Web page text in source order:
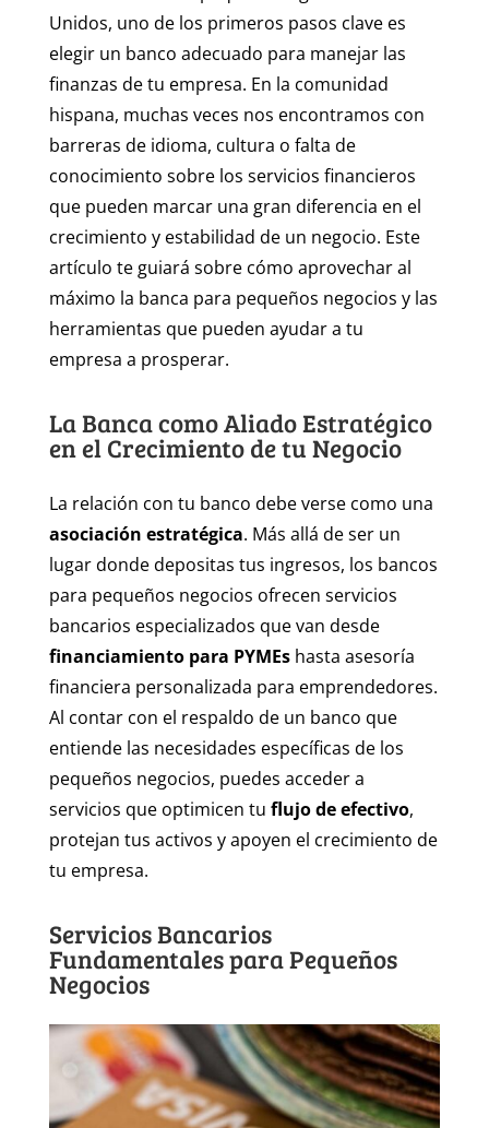
Unidos, uno de los primeros pasos clave es
elegir un banco adecuado para manejar las
finanzas de tu empresa. En la comunidad
hispana, muchas veces nos encontramos con
barreras de idioma, cultura o falta de
conocimiento sobre los servicios financieros
que pueden marcar una gran diferencia en el
crecimiento y estabilidad de un negocio. Este
artículo te guiará sobre cómo aprovechar al
máximo la banca para pequeños negocios y las
herramientas que pueden ayudar a tu
empresa a prosperar.
La Banca como Aliado Estratégico
en el Crecimiento de tu Negocio
La relación con tu banco debe verse como una
asociación estratégica. Más allá de ser un
lugar donde depositas tus ingresos, los bancos
para pequeños negocios ofrecen servicios
bancarios especializados que van desde
financiamiento para PYMEshasta asesoría
financiera personalizada para emprendedores.
Al contar con el respaldo de un banco que
entiende las necesidades específicas de los
pequeños negocios, puedes acceder a
servicios que optimicen tu flujo de efectivo,
protejan tus activos y apoyen el crecimiento de
tu empresa.
Servicios Bancarios
Fundamentales para Pequeños
Negocios